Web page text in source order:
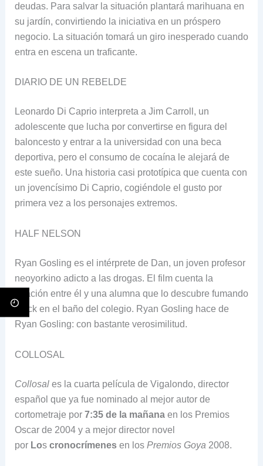
deudas. Para salvar la situación plantará marihuana en
su jardín, convirtiendo la iniciativa en un próspero
negocio. La situación tomará un giro inesperado cuando
entra en escena un traficante.
DIARIO DE UN REBELDE
Leonardo Di Caprio interpreta a Jim Carroll, un
adolescente que lucha por convertirse en figura del
baloncesto y entrar a la universidad con una beca
deportiva, pero el consumo de cocaína le alejará de
este sueño. Una historia casi prototípica que cuenta con
un jovencísimo Di Caprio, cogiéndole el gusto por
primera vez a los personajes extremos.
HALF NELSON
Ryan Gosling es el intérprete de Dan, un joven profesor
neoyorkino adicto a las drogas. El film cuenta la
relación entre él y una alumna que lo descubre fumando
crack en el baño del colegio. Ryan Gosling hace de
Ryan Gosling: con bastante verosimilitud.
COLLOSAL
Collosales la cuarta película de Vigalondo, director
español que ya fue nominado al mejor autor de
cortometraje por 7:35 de la mañanaen los Premios
Oscar de 2004 y a mejor director novel
por Los cronocrímenesen los Premios Goya 2008.